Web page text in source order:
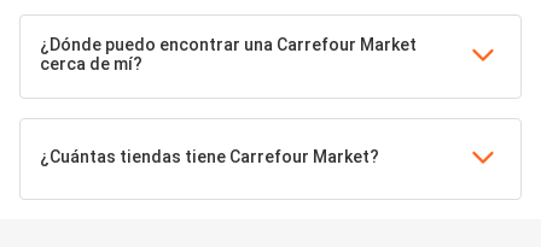
¿Dónde puedo encontrar una Carrefour Market
cerca de mí?
¿Cuántas tiendas tiene Carrefour Market?